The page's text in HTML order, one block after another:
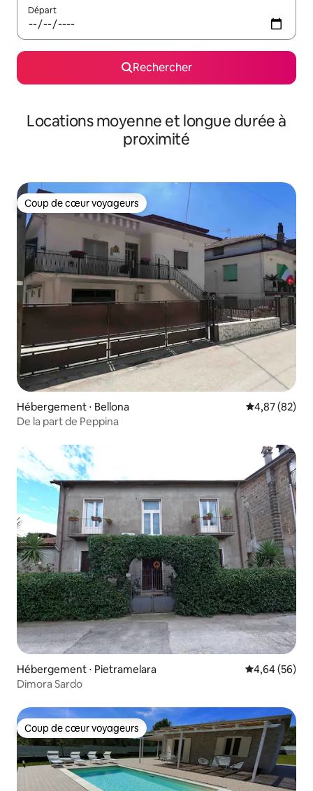
Départ
Rechercher
Locations moyenne et longue durée à
proximité
Coup de cœur voyageurs
Coup de cœur voyageurs
Hébergement ⋅ Bellona Évaluation
4,87 (82)
De la part de Peppina
Hébergement ⋅ Pietramelara Évaluation
4,64 (56)
Dimora Sardo
Coup de cœur voyageurs
Coup de cœur voyageurs